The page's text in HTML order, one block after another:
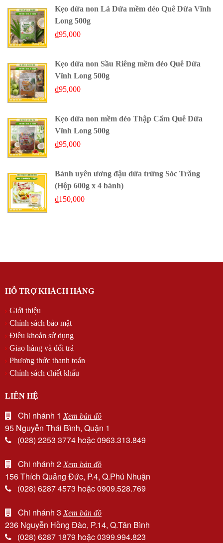
Kẹo dừa non Lá Dứa mềm dẻo Quê Dừa Vĩnh
Long 500g
₫95,000
Kẹo dừa non Sầu Riêng mềm dẻo Quê Dừa
Vĩnh Long 500g
₫95,000
Kẹo dừa non mềm dẻo Thập Cẩm Quê Dừa
Vĩnh Long 500g
₫95,000
Bánh uyên ương đậu dứa trứng Sóc Trăng
(Hộp 600g x 4 bánh)
₫150,000
HỖ TRỢ KHÁCH HÀNG
Giới thiệu
Chính sách bảo mật
Điều khoản sử dụng
Giao hàng và đổi trả
Phương thức thanh toán
Chính sách chiết khấu
LIÊN HỆ
Chi nhánh 1Xem bản đồ
95 Nguyễn Thái Bình, Quận 1
(028) 2253 3774 hoặc 0963.313.849
Chi nhánh 2Xem bản đồ
156 Thích Quảng Đức, P.4, Q.Phú Nhuận
(028) 6287 4573 hoặc 0909.528.769
Chi nhánh 3Xem bản đồ
236 Nguyễn Hồng Đào, P.14, Q.Tân Bình
(028) 6287 1879 hoặc 0399.994.823